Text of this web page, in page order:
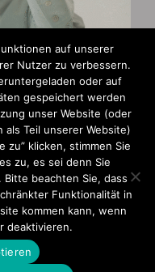
auf unserer
Nutzer zu verbessern.
oder auf
gespeichert werden
unser Website (oder
Teil unserer Website)
zu” klicken, stimmen Sie
zu, es sei denn Sie
beachten Sie, dass
Funktionalität in
kommen kann, wenn
deaktivieren.